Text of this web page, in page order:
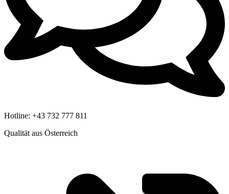
Hotline: +43 732 777 811
Qualität aus Österreich